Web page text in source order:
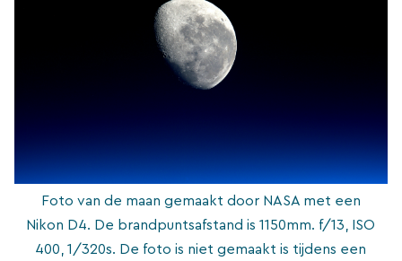
Foto van de maan gemaakt door NASA met een
Nikon D4. De brandpuntsafstand is 1150mm. f/13, ISO
400, 1/320s. De foto is niet gemaakt is tijdens een